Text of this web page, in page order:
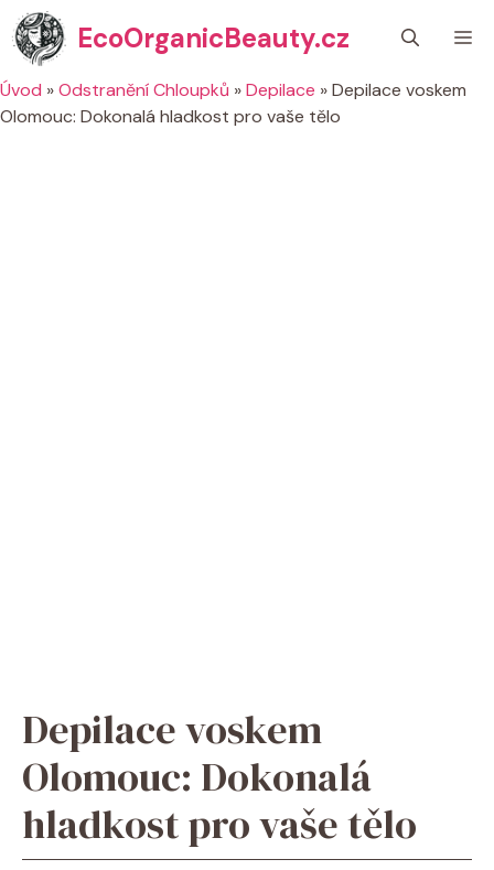
Přeskočit
na
obsah
EcoOrganicBeauty.cz
Úvod »Odstranění Chloupků »Depilace »Depilace voskem
Olomouc: Dokonalá hladkost pro vaše tělo
Depilace voskem
Olomouc: Dokonalá
hladkost pro vaše tělo